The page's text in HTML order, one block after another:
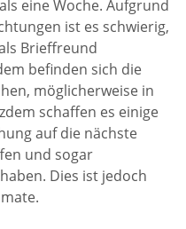
eine Woche. Aufgrund
ist es schwierig,
Brieffreund
befinden sich die
möglicherweise in
schaffen es einige
auf die nächste
und sogar
Dies ist jedoch